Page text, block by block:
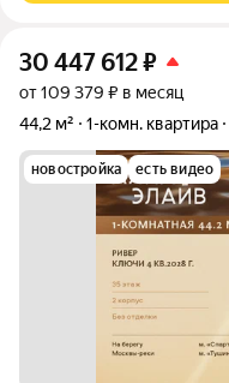
30 447 612₽
от 109 379 ₽ в месяц
44,2 м²
1-комн. квартира
новостройка есть видео